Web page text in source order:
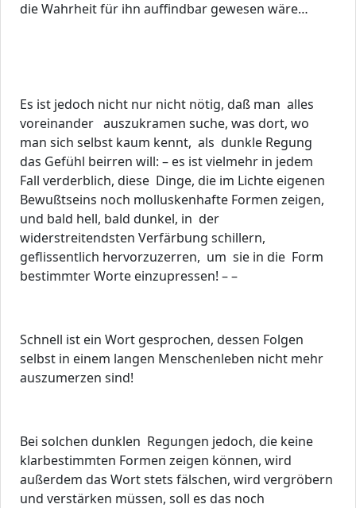
die Wahrheit für ihn auffindbar gewesen wäre…
Es ist jedoch nicht nur nicht nötig, daß man alles
voreinander auszukramen suche, was dort, wo
man sich selbst kaum kennt, als dunkle Regung
das Gefühl beirren will: – es ist vielmehr in jedem
Fall verderblich, diese Dinge, die im Lichte eigenen
Bewußtseins noch molluskenhafte Formen zeigen,
und bald hell, bald dunkel, in der
widerstreitendsten Verfärbung schillern,
geflissentlich hervorzuzerren, um sie in die Form
bestimmter Worte einzupressen! – –
Schnell ist ein Wort gesprochen, dessen Folgen
selbst in einem langen Menschenleben nicht mehr
auszumerzen sind!
Bei solchen dunklen Regungen jedoch, die keine
klarbestimmten Formen zeigen können, wird
außerdem das Wort stets fälschen, wird vergröbern
und verstärken müssen, soll es das noch